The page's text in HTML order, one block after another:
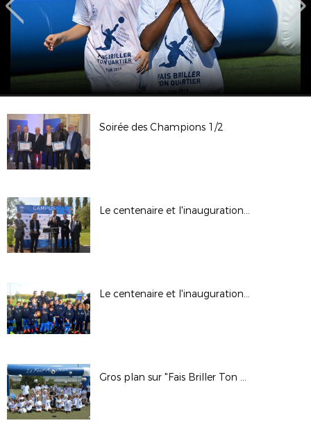
Soirée des Champions 1/2
Le centenaire et l'inauguration à Campus Paris 2/2
Le centenaire et l'inauguration à Campus Paris 1/2
Gros plan sur "Fais Briller Ton Quartier" à Gennevilliers.